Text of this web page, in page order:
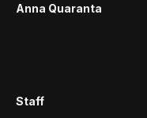
Anna Quaranta
Staff